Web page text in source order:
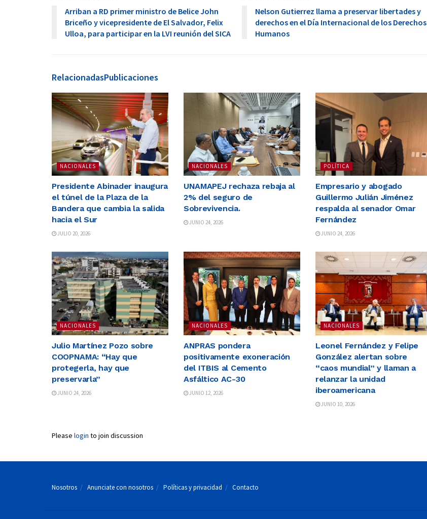
Arriban a RD primer ministro de Belice John
Briceño y vicepresidente de El Salvador, Felix
Ulloa, para participar en la LVI reunión del SICA
Nelson Gutierrez llama a preservar libertades y
derechos en el Día Internacional de los Derechos
Humanos
RelacionadasPublicaciones
NACIONALES
Presidente Abinader inaugura
el túnel de la Plaza de la
Bandera que cambia la salida
hacia el Sur
JULIO 20, 2026
NACIONALES
UNAMAPEJ rechaza rebaja al
2% del seguro de
Sobrevivencia.
JUNIO 24, 2026
POLÍTICA
Empresario y abogado
Guillermo Julián Jiménez
respalda al senador Omar
Fernández
JUNIO 24, 2026
NACIONALES
Julio Martínez Pozo sobre
COOPNAMA: “Hay que
protegerla, hay que
preservarla”
JUNIO 24, 2026
NACIONALES
ANPRAS pondera
positivamente exoneración
del ITBIS al Cemento
Asfáltico AC-30
JUNIO 12, 2026
NACIONALES
Leonel Fernández y Felipe
González alertan sobre
“caos mundial” y llaman a
relanzar la unidad
iberoamericana
JUNIO 10, 2026
Please login to join discussion
Nosotros Anunciate con nosotros Políticas y privacidad Contacto